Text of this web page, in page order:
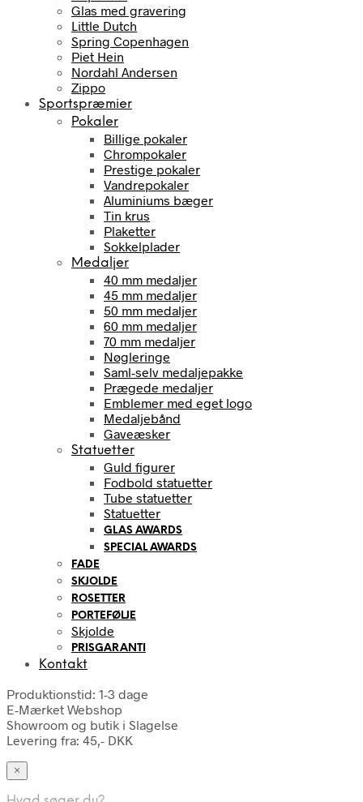
Glas med gravering
Little Dutch
Spring Copenhagen
Piet Hein
Nordahl Andersen
Zippo
Sportspræmier
Pokaler
Billige pokaler
Chrompokaler
Prestige pokaler
Vandrepokaler
Aluminiums bæger
Tin krus
Plaketter
Sokkelplader
Medaljer
40 mm medaljer
45 mm medaljer
50 mm medaljer
60 mm medaljer
70 mm medaljer
Nøgleringe
Saml-selv medaljepakke
Prægede medaljer
Emblemer med eget logo
Medaljebånd
Gaveæsker
Statuetter
Guld figurer
Fodbold statuetter
Tube statuetter
Statuetter
GLAS AWARDS
SPECIAL AWARDS
FADE
SKJOLDE
ROSETTER
PORTEFØLJE
Skjolde
PRISGARANTI
Kontakt
Produktionstid: 1-3 dage
E-Mærket Webshop
Showroom og butik i Slagelse
Levering fra: 45,- DKK
×